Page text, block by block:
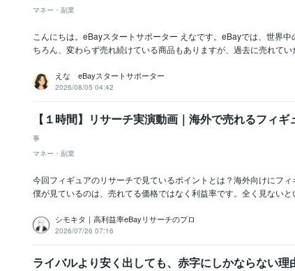
マネー・副業
こんにちは。eBayスタートサポーター えなです。eBayでは、世界
ちろん、変わらず売れ続けている商品もありますが、過去に売れて
えな eBayスタートサポーター
2026/08/05 04:42
【１時間】リサーチ実演動画｜海外で売れるフィ
事
マネー・副業
今回フィギュアのリサーチで見ているポイントとは？海外向けにフィ
僕が見ているのは、売れてる価格ではなく利益率です。全く見ない
シモキタ｜高利益率eBayリサーチのプロ
2026/07/26 07:16
ライバルより安く出しても、赤字にしかならない理